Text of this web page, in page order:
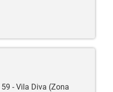
- Vila Diva (Zona